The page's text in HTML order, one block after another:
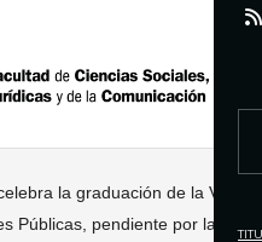
la graduación de la VII
Públicas, pendiente por la
r